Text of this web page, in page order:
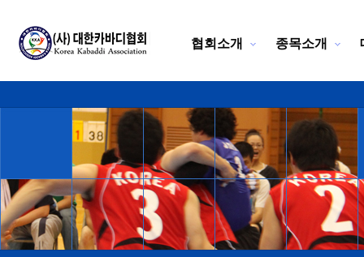
협회소개 종목소개